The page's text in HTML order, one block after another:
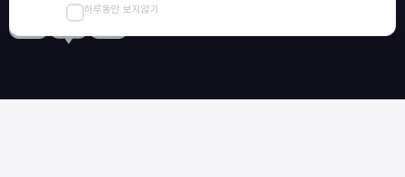
blog
하루동안 보지않기